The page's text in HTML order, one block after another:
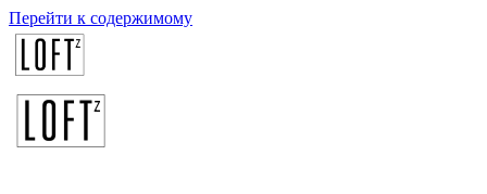
Перейти к содержимому